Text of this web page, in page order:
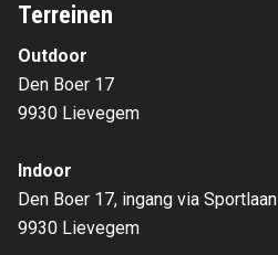
Terreinen
Outdoor
Den Boer 17
9930 Lievegem
Indoor
Den Boer 17, ingang via Sportlaan
9930 Lievegem